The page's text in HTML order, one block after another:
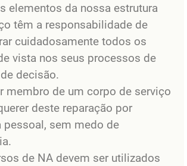
elementos da nossa estrutura
têm a responsabilidade de
cuidadosamente todos os
vista nos seus processos de
decisão.
membro de um corpo de serviço
deste reparação por
pessoal, sem medo de
de NA devem ser utilizados